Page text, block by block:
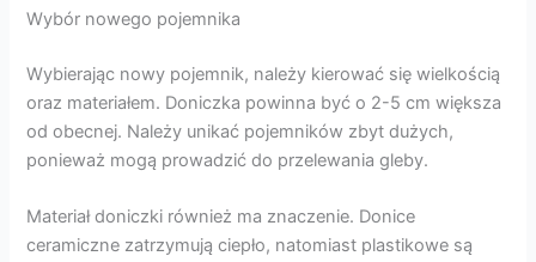
Wybór nowego pojemnika
Wybierając nowy pojemnik, należy kierować się wielkością
oraz materiałem. Doniczka powinna być o 2-5 cm większa
od obecnej. Należy unikać pojemników zbyt dużych,
ponieważ mogą prowadzić do przelewania gleby.
Materiał doniczki również ma znaczenie. Donice
ceramiczne zatrzymują ciepło, natomiast plastikowe są